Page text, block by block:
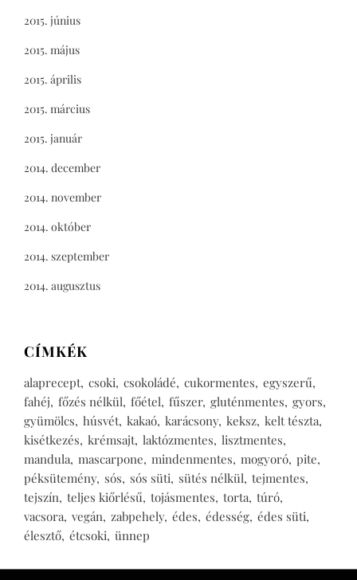
2015. június
2015. május
2015. április
2015. március
2015. január
2014. december
2014. november
2014. október
2014. szeptember
2014. augusztus
CÍMKÉK
alaprecept csoki csokoládé cukormentes egyszerű
fahéj főzés nélkül főétel fűszer gluténmentes gyors
gyümölcs húsvét kakaó karácsony keksz kelt tészta
kisétkezés krémsajt laktózmentes lisztmentes
mandula mascarpone mindenmentes mogyoró pite
péksütemény sós sós süti sütés nélkül tejmentes
tejszín teljes kiőrlésű tojásmentes torta túró
vacsora vegán zabpehely édes édesség édes süti
élesztő étcsoki ünnep